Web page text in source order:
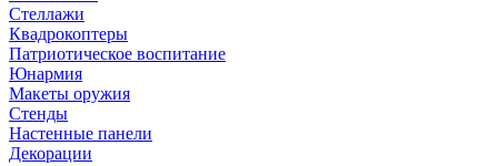
Стеллажи
Квадрокоптеры
Патриотическое воспитание
Юнармия
Макеты оружия
Стенды
Настенные панели
Декорации